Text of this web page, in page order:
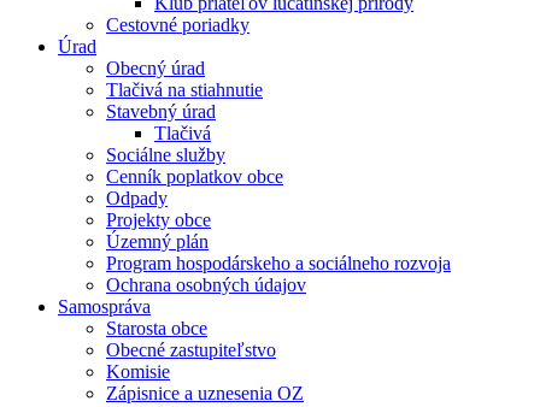
Cestovné poriadky
Úrad
Obecný úrad
Tlačivá na stiahnutie
Stavebný úrad
Tlačivá
Sociálne služby
Cenník poplatkov obce
Odpady
Projekty obce
Územný plán
Program hospodárskeho a sociálneho rozvoja
Ochrana osobných údajov
Samospráva
Starosta obce
Obecné zastupiteľstvo
Komisie
Zápisnice a uznesenia OZ